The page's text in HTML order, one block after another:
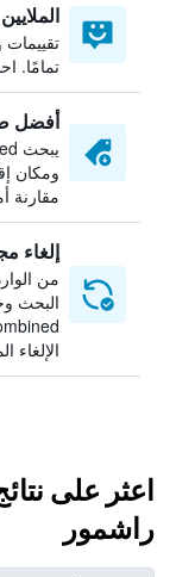
تقييمات
تمامًا.
أفضل
ومكان
مقارنة
إلغاء
من
البحث
الإلغاء
اعثر على
راشمور